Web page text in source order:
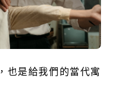
也是給我們的當代寓